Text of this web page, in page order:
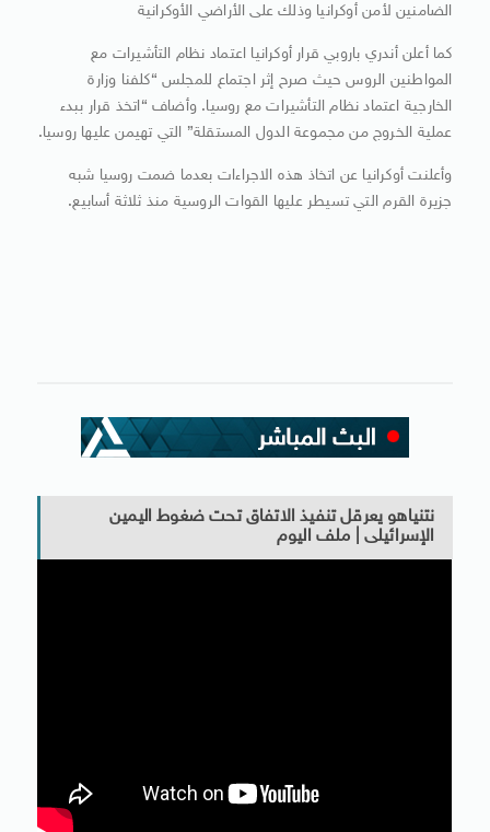
الضامنين لأمن أوكرانيا وذلك على الأراضي الأوكرانية
كما أعلن أندري باروبي قرار أوكرانيا اعتماد نظام التأشيرات مع
المواطنين الروس حيث صرح إثر اجتماع للمجلس “كلفنا وزارة
الخارجية اعتماد نظام التأشيرات مع روسيا. وأضاف “اتخذ قرار ببدء
عملية الخروج من مجموعة الدول المستقلة” التي تهيمن عليها روسيا.
وأعلنت أوكرانيا عن اتخاذ هذه الاجراءات بعدما ضمت روسيا شبه
جزيرة القرم التي تسيطر عليها القوات الروسية منذ ثلاثة أسابيع.
نتنياهو يعرقل تنفيذ الاتفاق تحت ضغوط اليمين
الإسرائيلى | ملف اليوم